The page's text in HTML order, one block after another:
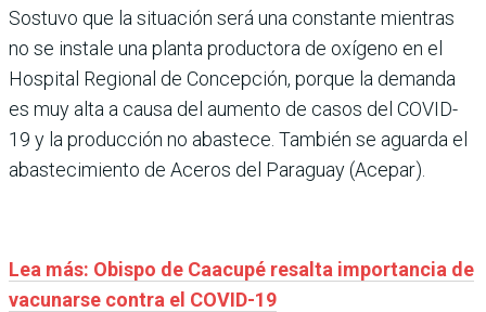
Sostuvo que la situación será una constante mientras
no se instale una planta productora de oxígeno en el
Hospital Regional de Concepción, porque la demanda
es muy alta a causa del aumento de casos del COVID-
19 y la producción no abastece. También se aguarda el
abastecimiento de Aceros del Paraguay (Acepar).
Lea más: Obispo de Caacupé resalta importancia de
vacunarse contra el COVID-19